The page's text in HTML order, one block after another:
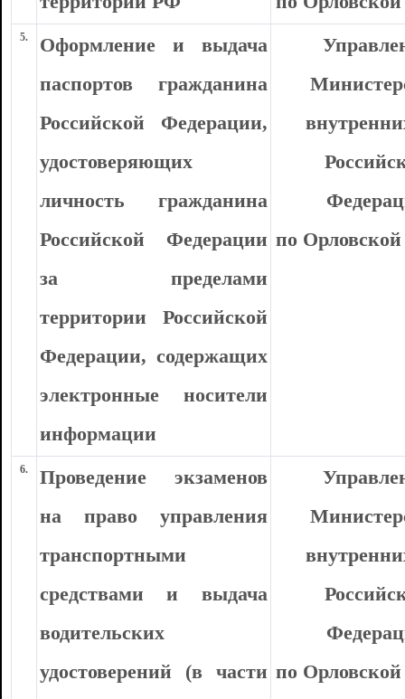
5.
Оформление и выдача
паспортов гражданина
Российской Федерации,
удостоверяющих
личность гражданина
Российской Федерации
за пределами
территории Российской
Федерации, содержащих
электронные носители
информации
по Орловской
6.
Проведение экзаменов
на право управления
транспортными
средствами и выдача
водительских
удостоверений (в части по Орловской